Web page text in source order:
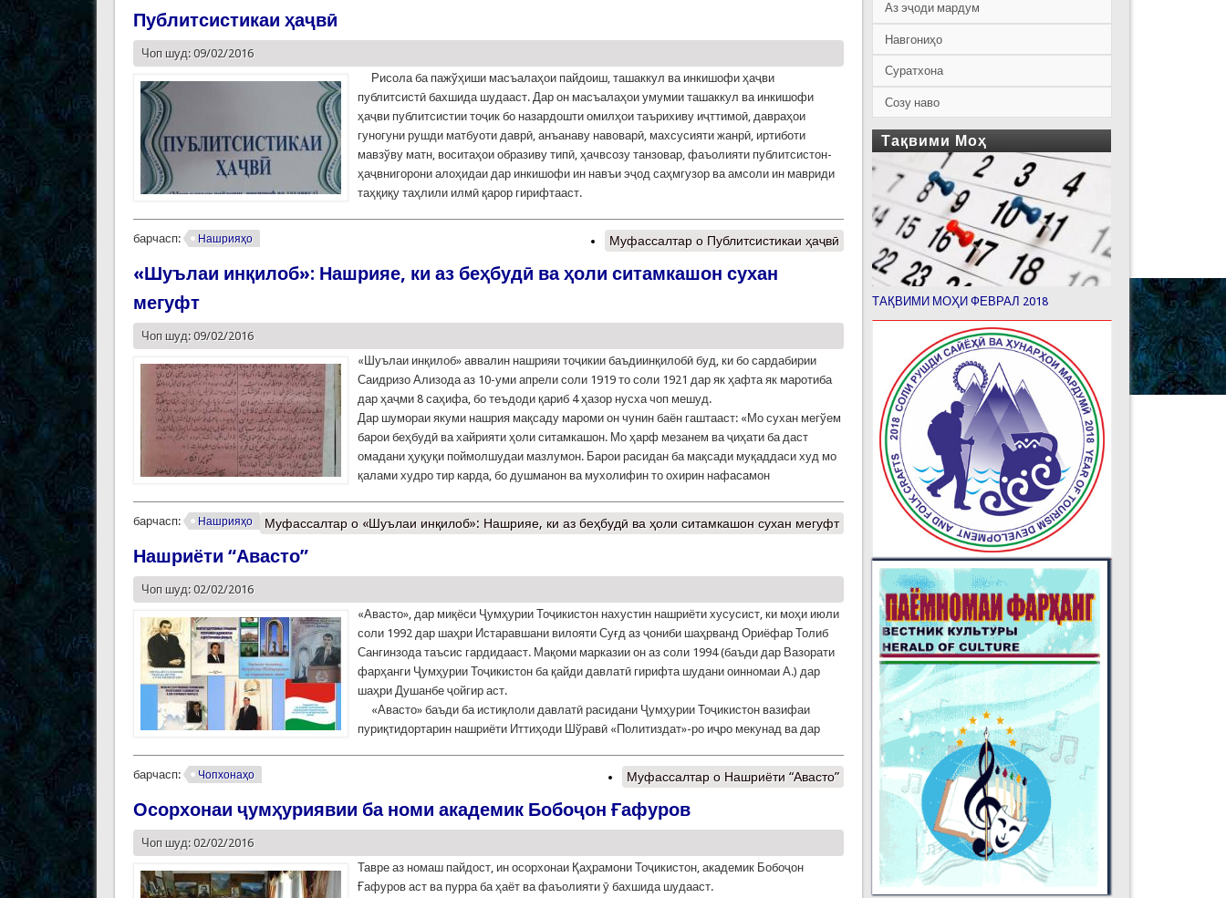
Публитсистикаи ҳаҷвӣ
Чоп шуд: 09/02/2016
Рисола ба пажўҳиши масъалаҳои пайдоиш, ташаккул ва инкишофи ҳаҷви
публитсистӣ бахшида шудааст. Дар он масъалаҳои умумии ташаккул ва инкишофи
ҳаҷви публитсистии тоҷик бо назардошти омилҳои таърихиву иҷттимоӣ, давраҳои
гуногуни рушди матбуоти даврӣ, анъанаву навоварӣ, махсусияти жанрӣ, иртиботи
мавзўву матн, воситаҳои образиву типӣ, ҳачвсозу танзовар, фаъолияти публитсистон-
ҳаҷвнигорони алоҳидаи дар инкишофи ин навъи эҷод саҳмгузор ва амсоли ин мавриди
таҳқиқу таҳлили илмӣ қарор гирифтааст.
барчасп: Нашрияҳо Муфассалтар о Публитсистикаи ҳаҷвӣ
«Шуълаи инқилоб»: Нашрияе, ки аз беҳбудӣ ва ҳоли ситамкашон сухан
мегуфт
Чоп шуд: 09/02/2016
«Шуълаи инқилоб» аввалин нашрияи тоҷикии баъдиинқилобӣ буд, ки бо сардабирии
Саидризо Ализода аз 10-уми апрели соли 1919 то соли 1921 дар як ҳафта як маротиба
дар ҳаҷми 8 саҳифа, бо теъдоди қариб 4 ҳазор нусха чоп мешуд.
Дар шумораи якуми нашрия мақсаду мароми он чунин баён гаштааст: «Мо сухан мегўем
барои беҳбудӣ ва хайрияти ҳоли ситамкашон. Мо ҳарф мезанем ва ҷиҳати ба даст
омадани ҳуқуқи поймолшудаи мазлумон. Барои расидан ба мақсади муқаддаси худ мо
қалами худро тир карда, бо душманон ва мухолифин то охирин нафасамон
барчасп: Нашрияҳо Муфассалтар о «Шуълаи инқилоб»: Нашрияе, ки аз беҳбудӣ ва ҳоли ситамкашон сухан мегуфт
Нашриёти “Авасто”
Чоп шуд: 02/02/2016
«Авасто», дар миқёси Ҷумҳурии Тоҷикистон нахустин нашриёти хусусист, ки моҳи июли
соли 1992 дар шаҳри Истаравшани вилояти Суғд аз ҷониби шаҳрванд Ориёфар Толиб
Сангинзода таъсис гардидааст. Мақоми марказии он аз соли 1994 (баъди дар Ва­­зо­ра­ти
фарҳанги Ҷум­ҳу­рии Тоҷикистон ба қайди давлатӣ гирифта шудани оин­но­маи А.) дар
шаҳри Душанбе ҷойгир аст.
«Авасто» баъди ба истиқлоли давлатӣ расидани Ҷумҳу­рии То­ҷи­кистон вазифаи
пуриқ­ти­дортарин нашриёти Иттиҳоди Шўравӣ «Политиздат»-ро иҷро мекунад ва дар
барчасп: Чопхонаҳо Муфассалтар о Нашриёти “Авасто”
Осорхонаи ҷумҳуриявии ба номи академик Бобоҷон Ғафуров
Чоп шуд: 02/02/2016
Тавре аз номаш пайдост, ин осорхонаи Қаҳрамони Тоҷикистон, академик Бобоҷон
Ғафуров аст ва пурра ба ҳаёт ва фаъолияти ӯ бахшида шудааст.
Аз эҷоди мардум
Навгониҳо
Суратхона
Созу наво
Тақвими Моҳ
ТАҚВИМИ МОҲИ ФЕВРАЛ 2018